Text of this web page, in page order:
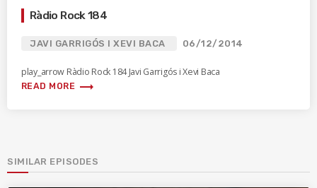
Ràdio Rock 184
JAVI GARRIGÓS I XEVI BACA 06/12/2014
play_arrow Ràdio Rock 184 Javi Garrigós i Xevi Baca
READ MORE trending_flat
SIMILAR EPISODES